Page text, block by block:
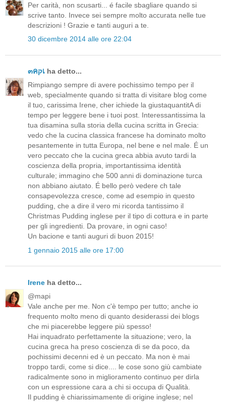
Per carità, non scusarti... é facile sbagliare quando si
scrive tanto. Invece sei sempre molto accurata nelle tue
descrizioni ! Grazie e tanti auguri a te.
30 dicembre 2014 alle ore 22:04
๓คקเ ha detto...
Rimpiango sempre di avere pochissimo tempo per il
web, specialmente quando si tratta di visitare blog come
il tuo, carissima Irene, cher ichiede la giustaquantitA di
tempo per leggere bene i tuoi post. Interessantissima la
tua disamina sulla storia della cucina scritta in Grecia:
vedo che la cucina classica francese ha dominato molto
pesantemente in tutta Europa, nel bene e nel male. É un
vero peccato che la cucina greca abbia avuto tardi la
coscienza della propria, importantissima identità
culturale; immagino che 500 anni di dominazione turca
non abbiano aiutato. É bello però vedere ch tale
consapevolezza cresce, come ad esempio in questo
pudding, che a dire il vero mi ricorda tantissimo il
Christmas Pudding inglese per il tipo di cottura e in parte
per gli ingredienti. Da provare, in ogni caso!
Un bacione e tanti auguri di buon 2015!
1 gennaio 2015 alle ore 17:00
Irene ha detto...
@mapi
Vale anche per me. Non c'è tempo per tutto; anche io
frequento molto meno di quanto desiderassi dei blogs
che mi piacerebbe leggere più spesso!
Hai inquadrato perfettamente la situazione; vero, la
cucina greca ha preso coscienza di se da poco, da
pochissimi decenni ed è un peccato. Ma non è mai
troppo tardi, come si dice.... le cose sono giù cambiate
radicalmente sono in miglioramento continuo per dirla
con un espressione cara a chi si occupa di Qualità.
Il pudding è chiarissimamente di origine inglese; nel